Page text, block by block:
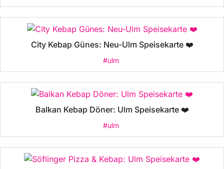
City Kebap Günes: Neu-Ulm Speisekarte ❤️
#ulm
Balkan Kebap Döner: Ulm Speisekarte ❤️
#ulm